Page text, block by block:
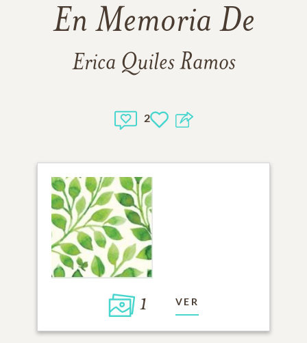
En Memoria De
Erica Quiles Ramos
2
1 VER